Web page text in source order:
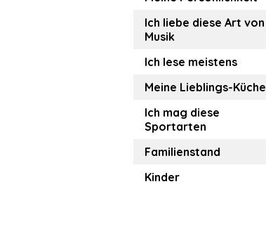
Ich liebe diese Art von
Musik
Ich lese meistens
Meine Lieblings-Küche
Ich mag diese
Sportarten
Familienstand
Kinder